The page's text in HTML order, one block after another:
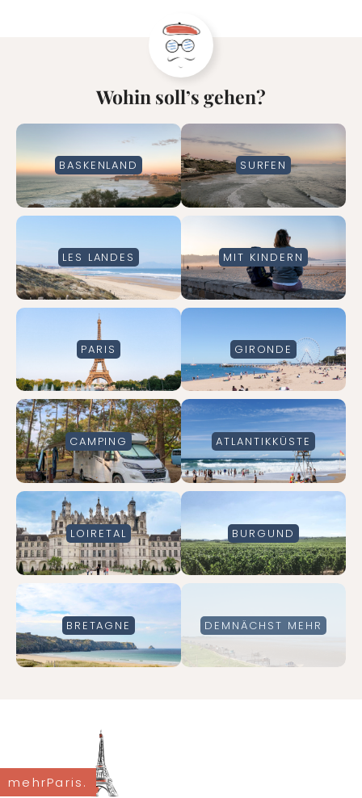
Wohin soll’s gehen?
BASKENLAND SURFEN
LES LANDES MIT KINDERN
PARIS GIRONDE
CAMPING ATLANTIKKÜSTE
LOIRETAL BURGUND
BRETAGNE DEMNÄCHST MEHR
mehrParis.